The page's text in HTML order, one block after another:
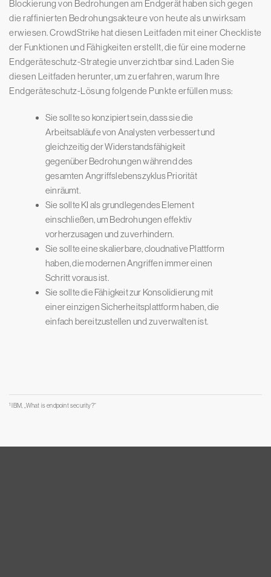
Blockierung von Bedrohungen am Endgerät haben sich gegen
die raffinierten Bedrohungsakteure von heute als unwirksam
erwiesen. CrowdStrike hat diesen Leitfaden mit einer Checkliste
der Funktionen und Fähigkeiten erstellt, die für eine moderne
Endgeräteschutz-Strategie unverzichtbar sind. Laden Sie
diesen Leitfaden herunter, um zu erfahren, warum Ihre
Endgeräteschutz-Lösung folgende Punkte erfüllen muss:
Sie sollte so konzipiert sein, dass sie die
Arbeitsabläufe von Analysten verbessert und
gleichzeitig der Widerstandsfähigkeit
gegenüber Bedrohungen während des
gesamten Angriffslebenszyklus Priorität
einräumt.
Sie sollte KI als grundlegendes Element
einschließen, um Bedrohungen effektiv
vorherzusagen und zu verhindern.
Sie sollte eine skalierbare, cloudnative Plattform
haben, die modernen Angriffen immer einen
Schritt voraus ist.
Sie sollte die Fähigkeit zur Konsolidierung mit
einer einzigen Sicherheitsplattform haben, die
einfach bereitzustellen und zu verwalten ist.
1 IBM, „What is endpoint security?“